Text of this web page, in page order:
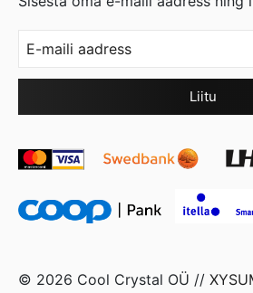
© 2026 Cool Crystal OÜ //